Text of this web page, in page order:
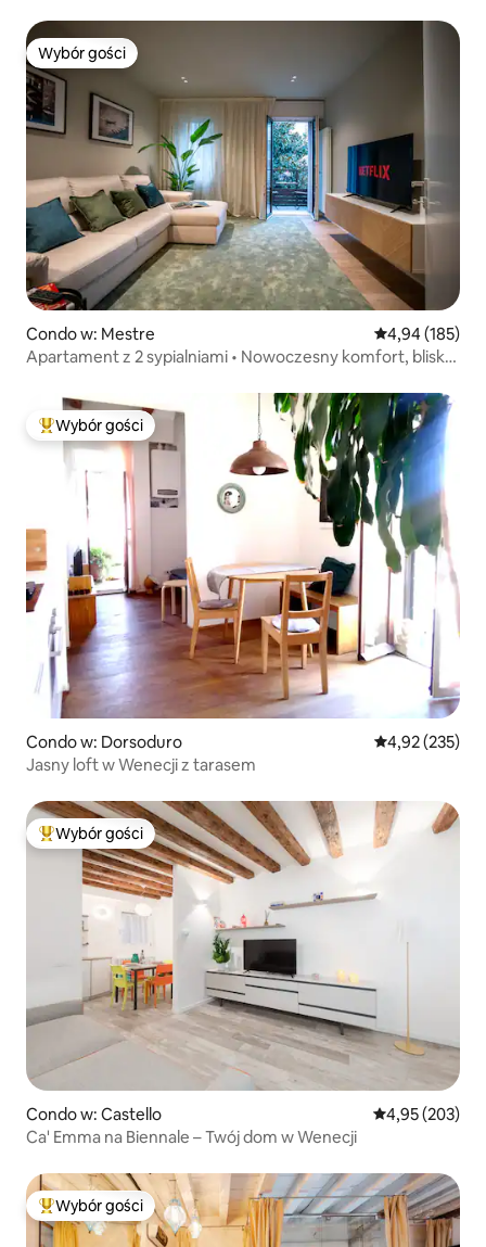
Wybór gości
Wybór gości
Condo w: Mestre Średnia
4,94 (185)
Apartament z 2 sypialniami • Nowoczesny komfort, blisko
Najpopularniejsze z kategorii Wybór gości
Wybór gości
Condo w: Dorsoduro Średnia
4,92 (235)
Jasny loft w Wenecji z tarasem
Najpopularniejsze z kategorii Wybór gości
Wybór gości
Condo w: Castello Średnia
4,95 (203)
Ca' Emma na Biennale – Twój dom w Wenecji
Najpopularniejsze z kategorii Wybór gości
Wybór gości